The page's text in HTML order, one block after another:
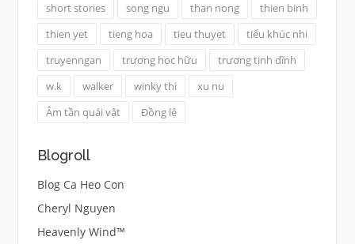
short stories
song ngu than nong
thien binh
thien yet
tieng hoa tieu thuyet
tiểu khúc nhi
truyenngan
trương học hữu
trương tịnh dĩnh
w.k
walker winky thi
xu nu
Âm tần quái vật
Đồng lệ
Blogroll
Blog Ca Heo Con
Cheryl Nguyen
Heavenly Wind™